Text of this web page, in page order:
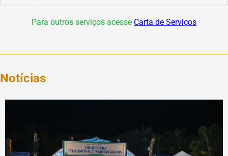
Para outros serviços acesse Carta de Serviços
Notícias